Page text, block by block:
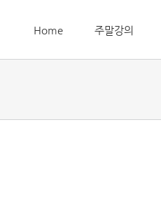
Home 주말강의